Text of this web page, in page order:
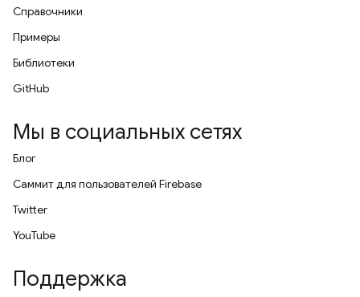
Справочники
Примеры
Библиотеки
GitHub
Мы в социальных сетях
Блог
Саммит для пользователей Firebase
Twitter
YouTube
Поддержка